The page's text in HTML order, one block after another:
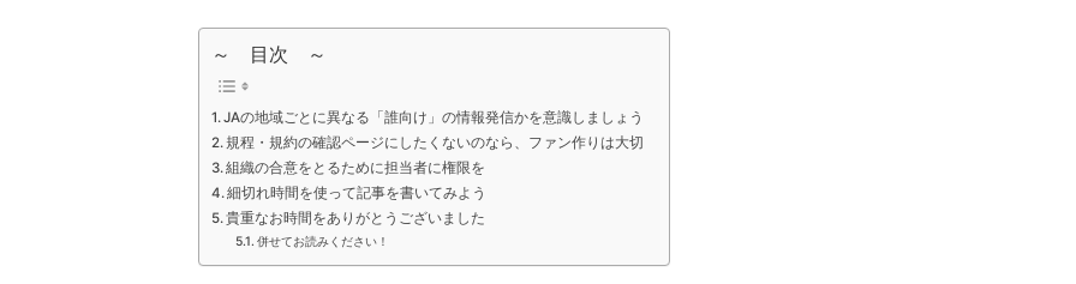
～ 目次 ～
JAの地域ごとに異なる「誰向け」の情報発信かを意識しましょう
規程・規約の確認ページにしたくないのなら、ファン作りは大切
組織の合意をとるために担当者に権限を
細切れ時間を使って記事を書いてみよう
貴重なお時間をありがとうございました
併せてお読みください！